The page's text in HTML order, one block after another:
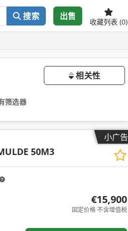
搜索 出售
收藏列表 (0)
相关性
筛选器
小广告
50M3
€15,900
固定价格 不含增值税